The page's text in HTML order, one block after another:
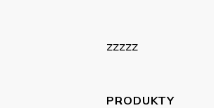
zzzzz
PRODUKTY